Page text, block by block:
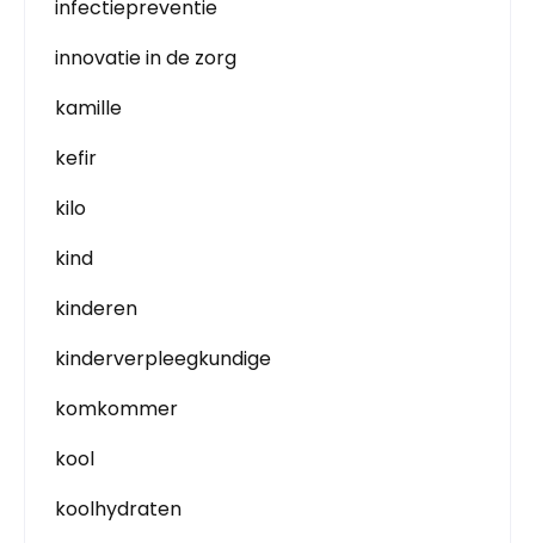
infectiepreventie
innovatie in de zorg
kamille
kefir
kilo
kind
kinderen
kinderverpleegkundige
komkommer
kool
koolhydraten